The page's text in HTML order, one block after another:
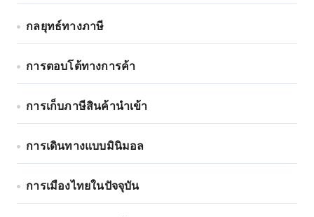
กลยุทธ์ทางภาษี
การตอบโต้ทางการค้า
การเก็บภาษีสินค้านำเข้า
การเดินทางแบบมินิมอล
การเมืองไทยในปัจจุบัน